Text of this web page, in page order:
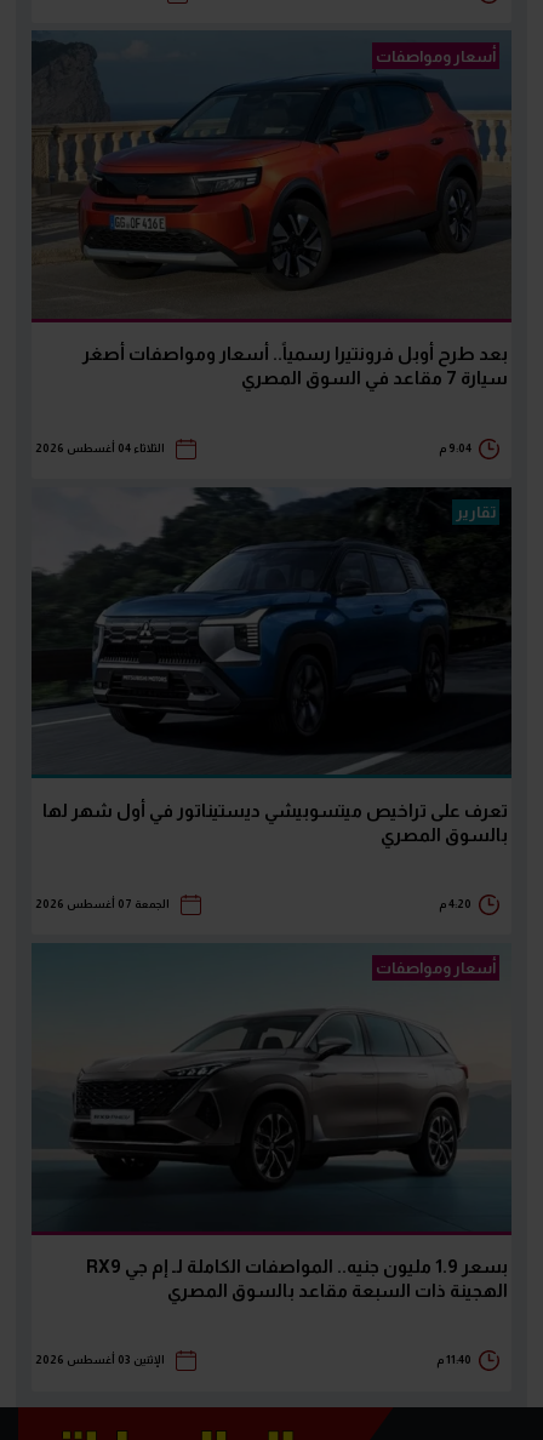
أسعار ومواصفات
بعد طرح أوبل فرونتيرا رسمياً.. أسعار ومواصفات أصغر
سيارة 7 مقاعد في السوق المصري
9:04 م الثلاثاء 04 أغسطس 2026
تقارير
تعرف على تراخيص ميتسوبيشي ديستيناتور في أول شهر لها
بالسوق المصري
4:20 م الجمعة 07 أغسطس 2026
أسعار ومواصفات
بسعر 1.9 مليون جنيه.. المواصفات الكاملة لـ إم جي RX9
الهجينة ذات السبعة مقاعد بالسوق المصري
11:40 م الإثنين 03 أغسطس 2026